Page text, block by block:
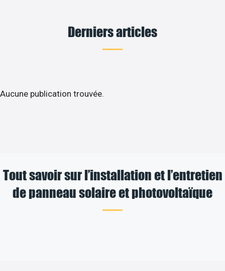
Derniers articles
Aucune publication trouvée.
Tout savoir sur l’installation et l’entretien
de panneau solaire et photovoltaïque